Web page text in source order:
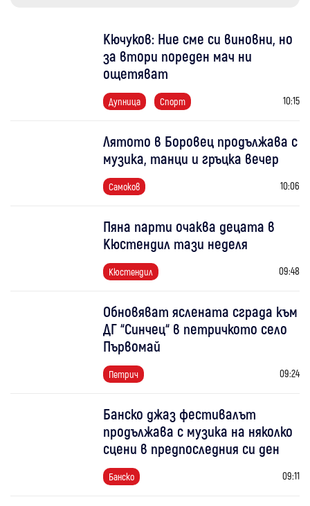
Кючуков: Ние сме си виновни, но
за втори пореден мач ни
ощетяват
Дупница Спорт 10:15
Лятото в Боровец продължава с
музика, танци и гръцка вечер
Самоков 10:06
Пяна парти очаква децата в
Кюстендил тази неделя
Кюстендил 09:48
Обновяват яслената сграда към
ДГ “Синчец“ в петричкото село
Първомай
Петрич 09:24
Банско джаз фестивалът
продължава с музика на няколко
сцени в предпоследния си ден
Банско 09:11